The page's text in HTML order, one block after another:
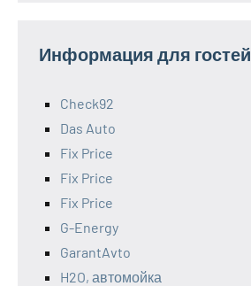
Информация для гостей
Check92
Das Auto
Fix Price
Fix Price
Fix Price
G-Energy
GarantAvto
H2O, автомойка